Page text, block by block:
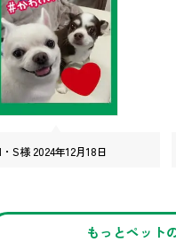
S様 2024年12月18日
もっとペット